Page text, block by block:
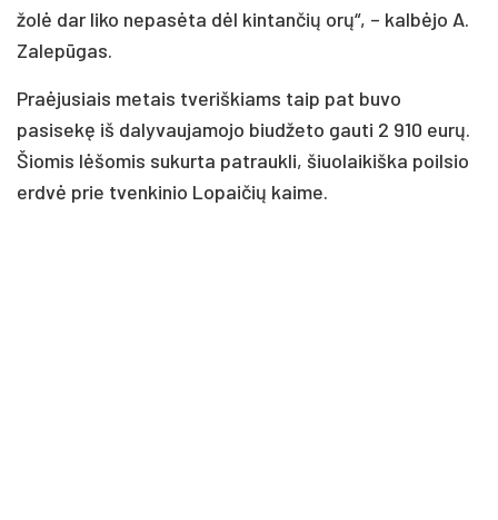
žolė dar liko nepasėta dėl kintančių orų“, – kalbėjo A.
Zalepūgas.
Praėjusiais metais tveriškiams taip pat buvo
pasisekę iš dalyvaujamojo biudžeto gauti 2 910 eurų.
Šiomis lėšomis sukurta patraukli, šiuolaikiška poilsio
erdvė prie tvenkinio Lopaičių kaime.